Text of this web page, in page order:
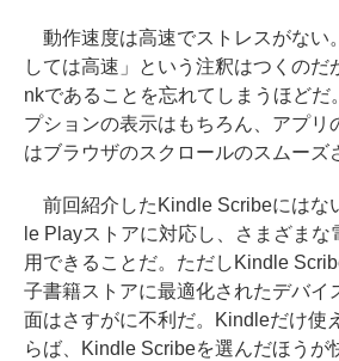
動作速度は高速でストレスがない
しては高速」という注釈はつくのだ
nkであることを忘れてしまうほどだ
プションの表示はもちろん、アプリ
はブラウザのスクロールのスムーズ
前回紹介したKindle Scribeにはな
le Playストアに対応し、さまざまな
用できることだ。ただしKindle
子書籍ストアに最適化されたデバイ
面はさすがに不利だ。Kindleだけ使
らば、Kindle Scribeを選んだほうが